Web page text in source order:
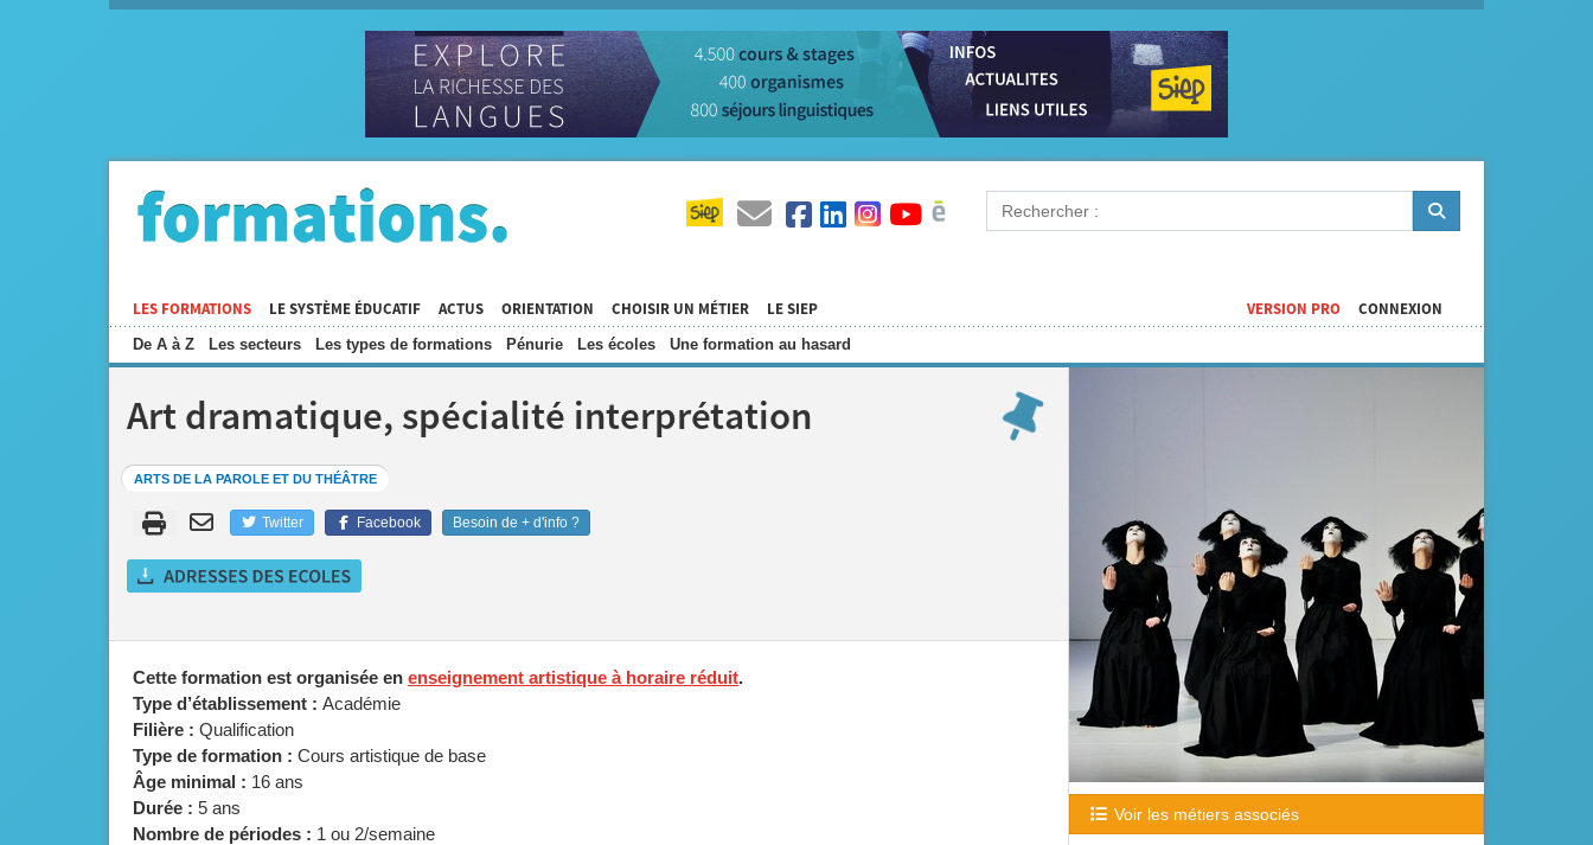
LES FORMATIONS
De A à Z Les secteurs Les types de formations Pénurie Les écoles Une formation au hasard
LE SYSTÈME ÉDUCATIF ACTUS ORIENTATION CHOISIR UN MÉTIER LE SIEP CONNEXION
VERSION PRO
Art dramatique, spécialité interprétation
ARTS DE LA PAROLE ET DU THÉÂTRE
Twitter Facebook Besoin de + d'info ?
Cette formation est organisée en enseignement artistique à horaire réduit.
Type d’établissement : Académie
Filière : Qualification
Type de formation : Cours artistique de base
Âge minimal : 16 ans
Durée : 5 ans
Nombre de périodes : 1 ou 2/semaine
Voir les métiers associés